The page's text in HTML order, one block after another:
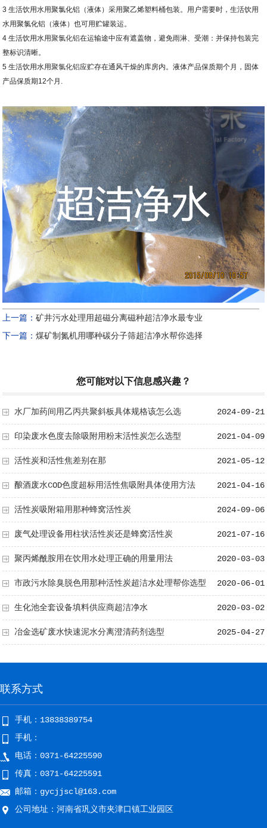
3生活饮用水用聚氯化铝（液体）采用聚乙烯塑料桶包装。用户需要时，生活饮用
水用聚氯化铝（液体）也可用贮罐装运。
4生活饮用水用聚氯化铝在运输途中应有遮盖物，避免雨淋、受潮：并保持包装完
整标识清晰。
5生活饮用水用聚氯化铝应贮存在通风干燥的库房内。液体产品保质期个月，固体
产品保质期12个月 .
上一篇：矿井污水处理用超磁分离磁种超洁净水最专业
下一篇：煤矿制氮机用哪种碳分子筛超洁净水帮你选择
您可能对以下信息感兴趣？
2024-09-21
水厂加药间用乙丙共聚斜板具体规格该怎么选
2021-04-09
印染废水色度去除吸附用粉末活性炭怎么选型
2021-05-12
活性炭和活性焦差别在那
2021-04-16
酿酒废水COD色度超标用活性焦吸附具体使用方法
2024-09-06
活性炭吸附箱用那种蜂窝活性炭
2021-07-16
废气处理设备用柱状活性炭还是蜂窝活性炭
2020-03-03
聚丙烯酰胺用在饮用水处理正确的用量用法
2020-06-01
市政污水除臭脱色用那种活性炭超洁水处理帮你选型
2020-03-02
生化池全套设备填料供应商超洁净水
2025-04-27
冶金选矿废水快速泥水分离澄清药剂选型
联系方式
手机：13838389754
手机：
电话：0371-64225590
传真：0371-64225591
邮箱：gycjjscl@163.com
公司地址：河南省巩义市夹津口镇工业园区